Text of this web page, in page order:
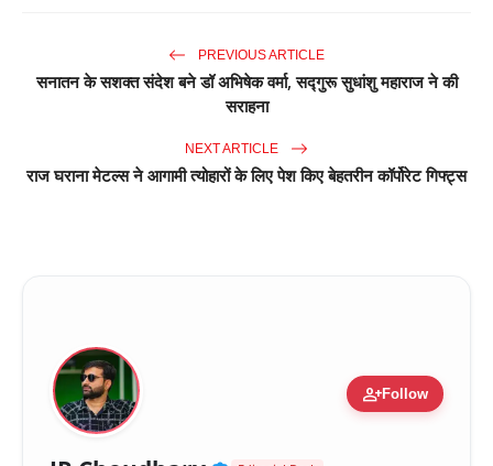
PREVIOUS ARTICLE
सनातन के सशक्त संदेश बने डॉ अभिषेक वर्मा, सद्गुरू सुधांशु महाराज ने की
सराहना
NEXT ARTICLE
राज घराना मेटल्स ने आगामी त्योहारों के लिए पेश किए बेहतरीन कॉर्पोरेट गिफ्ट्स
person_addFollow